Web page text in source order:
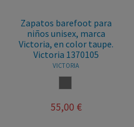
Zapatos barefoot para
niños unisex, marca
Victoria, en color taupe.
Victoria 1370105
VICTORIA
55,00 €